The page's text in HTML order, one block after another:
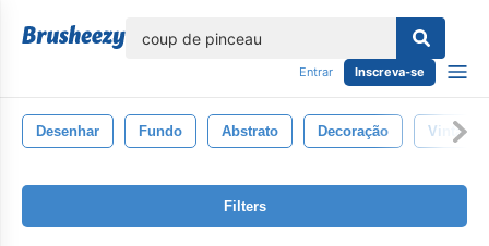
Entrar Inscreva-se
Desenhar Fundo Abstrato Decoração Vintage
Filters